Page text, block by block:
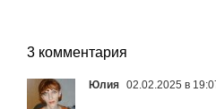
3 комментария
Юлия 02.02.2025 в